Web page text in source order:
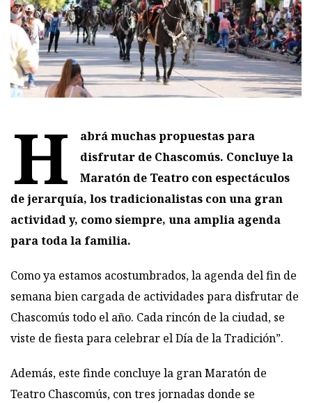
H
abrá muchas propuestas para
disfrutar de Chascomús. Concluye la
Maratón de Teatro con espectáculos
de jerarquía, los tradicionalistas con una gran
actividad y, como siempre, una amplia agenda
para toda la familia.
Como ya estamos acostumbrados, la agenda del fin de
semana bien cargada de actividades para disfrutar de
Chascomús todo el año. Cada rincón de la ciudad, se
viste de fiesta para celebrar el Día de la Tradición”.
Además, este finde concluye la gran Maratón de
Teatro Chascomús, con tres jornadas donde se